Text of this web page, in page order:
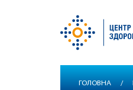
ГОЛОВНА /